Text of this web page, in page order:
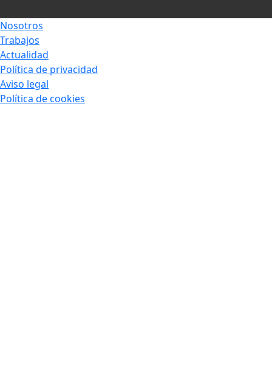
Nosotros
Trabajos
Actualidad
Política de privacidad
Aviso legal
Política de cookies